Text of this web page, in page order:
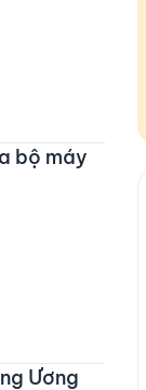
bộ máy
Ương